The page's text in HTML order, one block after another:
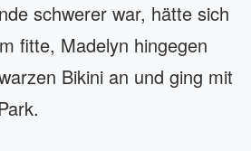
schwerer war, hätte sich
fitte, Madelyn hingegen
Bikini an und ging mit